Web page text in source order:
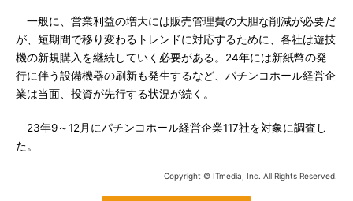
一般に、営業利益の増大には販売管理費の大胆な削減が必要だ
が、短期間で移り変わるトレンドに対応するために、各社は遊技
機の新規購入を継続していく必要がある。24年には新紙幣の発
行に伴う設備機器の刷新も発生するなど、パチンコホール経営企
業は当面、投資が先行する状況が続く。
23年9～12月にパチンコホール経営企業117社を対象に調査し
た。
Copyright © ITmedia, Inc. All Rights Reserved.